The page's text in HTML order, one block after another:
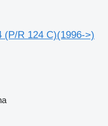
(P/R 124 C)(1996->)